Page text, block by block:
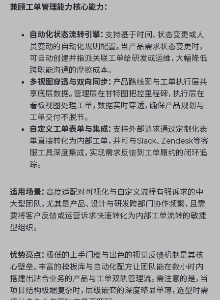
兼顾工单管理能力核心能力：
自动化状态流转引擎： 支持基于时间、状态变更或人
员变动的自动化规则配置。当产品需求状态变更时，
可自动创建并指派关联工单给研发或运维，大幅降低
跨职能沟通的摩擦成本。
多视图穿透与双向同步： 产品路线图与工单执行层共
享底层数据。管理层在甘特图把控里程碑，执行层在
看板视图处理工单，数据实时穿透，确保产品规划与
工单交付不脱节。
自定义工单表单与集成： 支持外部请求通过定制化表
单直接转化为内部工单，并可与Slack、Zendesk等客
服工具深度集成，实现需求反馈到工单履约的闭环追
踪。
适用场景： 高度适配对可视化与自定义流程有强诉求的中
大型团队，尤其是产品、设计与研发跨部门协作频繁，且需
要将客户反馈或运营诉求快速转化为内部工单流转的敏捷
型组织。
优势亮点： 极低的上手门槛与出色的视觉反馈机制是其核
心壁垒。丰富的模板库与自动化配方让团队能在数小时内
搭建出贴合业务的产品与工单双轨管理流。需注意的是，当
项目结构极端复杂时，层级嵌套的深度略显单薄，选型时需